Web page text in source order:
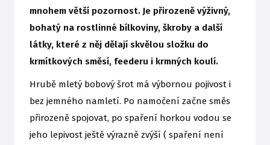
mnohem větší pozornost. Je přirozeně výživný,
bohatý na rostlinné bílkoviny, škroby a další
látky, které z něj dělají skvělou složku do
krmítkových směsí, feederu i krmných koulí.
Hrubě mletý bobový šrot má výbornou pojivost i
bez jemného namletí. Po namočení začne směs
přirozeně spojovat, po spaření horkou vodou se
jeho lepivost ještě výrazně zvýší ( spaření není